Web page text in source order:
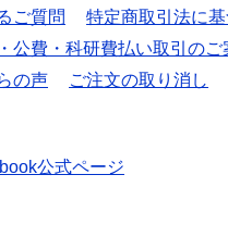
ご質問
特定商取引法に
公費・科研費払い取引のご
の声 ご注文の取り消し
公式ページ